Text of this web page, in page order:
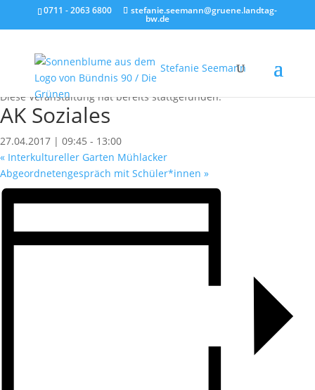
0711 - 2063 6800 stefanie.seemann@gruene.landtag-
bw.de
Stefanie Seemann
« Alle Veranstaltungen
Diese Veranstaltung hat bereits stattgefunden.
AK Soziales
27.04.2017 | 09:45 - 13:00
« Interkultureller Garten Mühlacker
Abgeordnetengespräch mit Schüler*innen »